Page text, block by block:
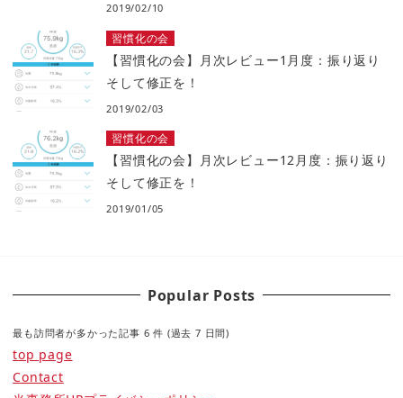
2019/02/10
習慣化の会
【習慣化の会】月次レビュー1月度：振り返り
そして修正を！
2019/02/03
習慣化の会
【習慣化の会】月次レビュー12月度：振り返り
そして修正を！
2019/01/05
Popular Posts
最も訪問者が多かった記事 6 件 (過去 7 日間)
top page
Contact